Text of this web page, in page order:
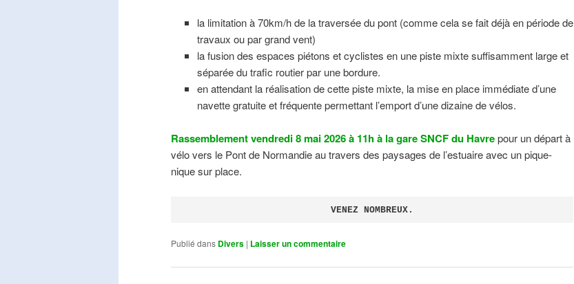
la limitation à 70km/h de la traversée du pont (comme cela se fait déjà en période de
travaux ou par grand vent)
la fusion des espaces piétons et cyclistes en une piste mixte suffisamment large et
séparée du trafic routier par une bordure.
en attendant la réalisation de cette piste mixte, la mise en place immédiate d’une
navette gratuite et fréquente permettant l’emport d’une dizaine de vélos.
Rassemblement vendredi 8 mai 2026 à 11h à la gare SNCF du Havrepour un départ à
vélo vers le Pont de Normandie au travers des paysages de l’estuaire avec un pique-
nique sur place.
VENEZ NOMBREUX.
Publié dans Divers | Laisser un commentaire